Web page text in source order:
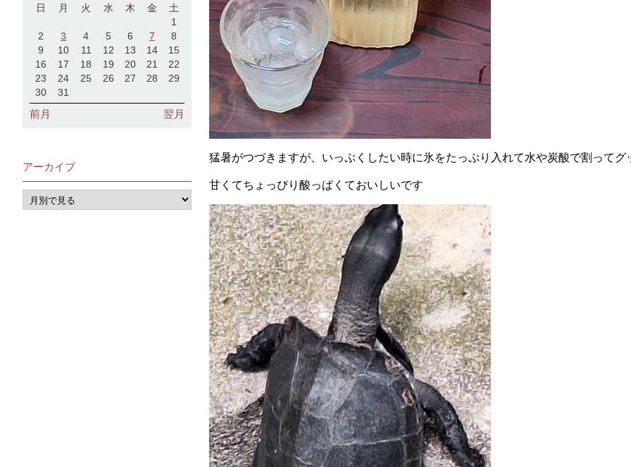
猛暑がつづきますが、いっぷくしたい時に氷をたっぷり入れて水や炭酸で割ってグ
甘くてちょっぴり酸っぱくておいしいです
日 月 火 水 木 金
土
1
2
3 4 5 6 7
8
9
10 11 12 13 14
15
16
17 18 19 20 21
22
23
24 25 26 27 28
29
30
31
前月 翌月
アーカイブ